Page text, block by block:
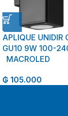
APLIQUE UNIDIR
GU10 9W 100-
MACROLED
₲ 105.000